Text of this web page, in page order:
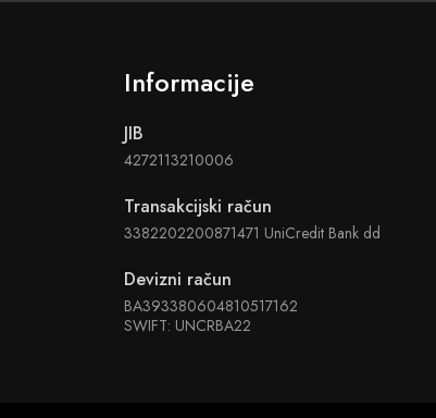
Informacije
JIB
4272113210006
Transakcijski račun
3382202200871471 UniCredit Bank dd
Devizni račun
BA393380604810517162
SWIFT: UNCRBA22